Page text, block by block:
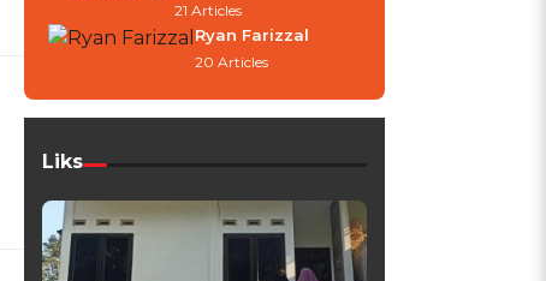
21 Articles
Ryan Farizzal
20 Articles
Liks